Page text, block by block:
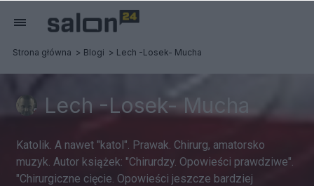
Strona główna Blogi Lech -Losek- Mucha
Lech -Losek- Mucha
Katolik. A nawet "katol". Prawak. Chirurg, amatorsko
muzyk. Autor książek: "Chirurdzy. Opowieści prawdziwe".
"Chirurgiczne cięcie. Opowieści jeszcze bardziej